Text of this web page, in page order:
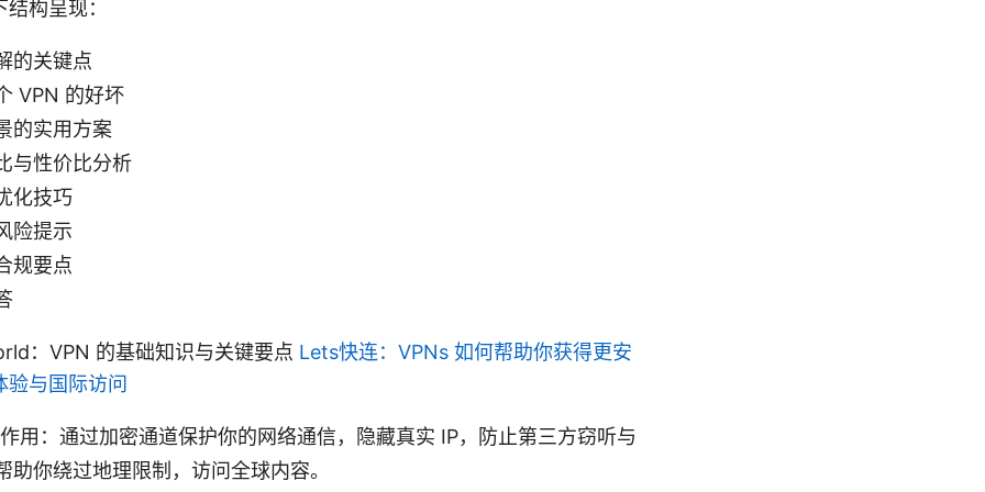
构呈现：
的关键点
VPN 的好坏
的实用方案
与性价比分析
化技巧
险提示
规要点
：VPN 的基础知识与关键要点 Lets快连：VPNs 如何帮助你获得更安
验与国际访问
用：通过加密通道保护你的网络通信，隐藏真实 IP，防止第三方窃听与
助你绕过地理限制，访问全球内容。